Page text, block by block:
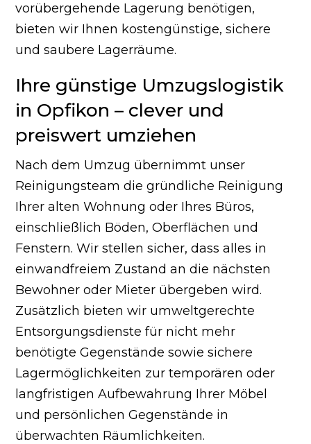
vorübergehende Lagerung benötigen,
bieten wir Ihnen kostengünstige, sichere
und saubere Lagerräume.
Ihre günstige Umzugslogistik
in Opfikon – clever und
preiswert umziehen
Nach dem Umzug übernimmt unser
Reinigungsteam die gründliche Reinigung
Ihrer alten Wohnung oder Ihres Büros,
einschließlich Böden, Oberflächen und
Fenstern. Wir stellen sicher, dass alles in
einwandfreiem Zustand an die nächsten
Bewohner oder Mieter übergeben wird.
Zusätzlich bieten wir umweltgerechte
Entsorgungsdienste für nicht mehr
benötigte Gegenstände sowie sichere
Lagermöglichkeiten zur temporären oder
langfristigen Aufbewahrung Ihrer Möbel
und persönlichen Gegenstände in
überwachten Räumlichkeiten.